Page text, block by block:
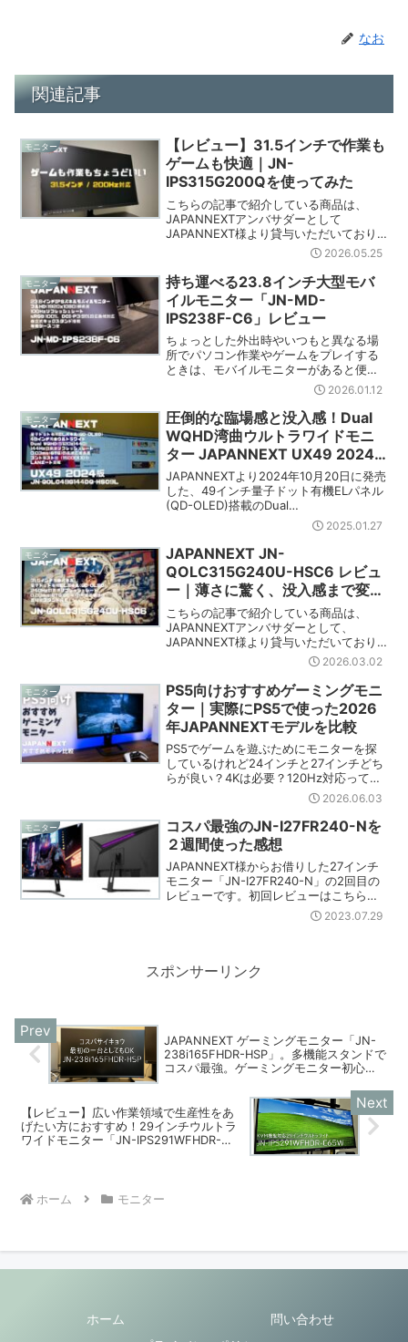
なお
関連記事
モニター
【レビュー】31.5インチで作業も
ゲームも快適｜JN-
IPS315G200Qを使ってみた
こちらの記事で紹介している商品は、
JAPANNEXTアンバサダーとして
JAPANNEXT様より貸与いただいており
ます。最近はゲームだけでなく、普段の
作業でも使いやすい大画面モニターが欲
しいなと思っていたのですが、今回
JAPANNEXTの31...
2026.05.25
モニター
持ち運べる23.8インチ大型モバ
イルモニター「JN-MD-
IPS238F-C6」レビュー
ちょっとした外出時やいつもと異なる場
所でパソコン作業やゲームをプレイする
ときは、モバイルモニターがあると便利
です。ただ、普段使っているモニターと
比べるとモニターサイズが小さくなるの
が課題でした。そんな問題を解消できる
大型モバイルモニター「J...
2026.01.12
モニター
圧倒的な臨場感と没入感！Dual
WQHD湾曲ウルトラワイドモニ
ター JAPANNEXT UX49 2024
版【レビュー】
JAPANNEXTより2024年10月20日に発売
した、49インチ量子ドット有機ELパネル
(QD-OLED)搭載のDual
WQHD(5120x1440)解像度ウルトラワイ
ドゲーミングモニター「【UX49 2024
版】JN-QOLC49G1...
2025.01.27
モニター
JAPANNEXT JN-
QOLC315G240U-HSC6 レビュ
ー｜薄さに驚く、没入感まで変わ
る31.5インチQD-OLEDモニター
こちらの記事で紹介している商品は、
JAPANNEXTアンバサダーとして、
JAPANNEXT様より貸与いただいており
ます。今回は、JAPANNEXTより発売さ
れている31.5インチのQD-OLEDモニター
「JN-QOLC315G240U-HS...
2026.03.02
モニター
PS5向けおすすめゲーミングモニ
ター｜実際にPS5で使った2026
年JAPANNEXTモデルを比較
PS5でゲームを遊ぶためにモニターを探
しているけれど24インチと27インチどち
らが良い？4Kは必要？120Hz対応って違
いがある？テレビから買い替える価値は
ある？と悩んでいる人も多いのではない
でしょうか。PS5で「モンスターハンタ
ーワイルズ...
2026.06.03
モニター
コスパ最強のJN-I27FR240-Nを
２週間使った感想
JAPANNEXT様からお借りした27インチ
モニター「JN-I27FR240-N」の2回目の
レビューです。初回レビューはこちら。2
週間、仕事に遊びにと使ってみました。
その感想をお届けします。感想27インチ
2023.07.29
スポンサーリンク
JAPANNEXT ゲーミングモニター「JN-
238i165FHDR-HSP」。多機能スタンドで
コスパ最強。ゲーミングモニター初心者
【レビュー】広い作業領域で生産性をあ
げたい方におすすめ！29インチウルトラ
ワイドモニター「JN-IPS291WFHDR-
ホーム モニター
ホーム
問い合わせ